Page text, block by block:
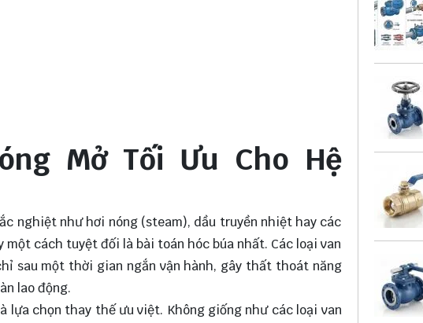
Mở Tối Ưu Cho Hệ
nghiệt như hơi nóng (steam), dầu truyền nhiệt hay các
cách tuyệt đối là bài toán hóc búa nhất. Các loại van
sau một thời gian ngắn vận hành, gây thất thoát năng
lao động.
lựa chọn thay thế ưu việt. Không giống như các loại van